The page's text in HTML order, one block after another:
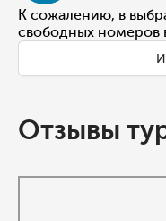
К сожалению, в
свободных номеров
Отзывы